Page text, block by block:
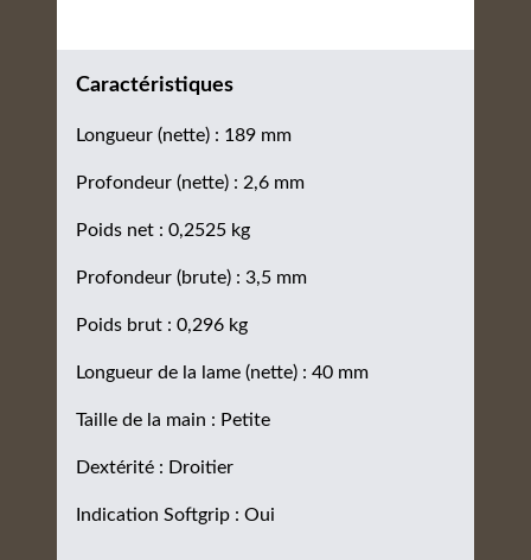
Caractéristiques
Longueur (nette) : 189 mm
Profondeur (nette) : 2,6 mm
Poids net : 0,2525 kg
Profondeur (brute) : 3,5 mm
Poids brut : 0,296 kg
Longueur de la lame (nette) : 40 mm
Taille de la main : Petite
Dextérité : Droitier
Indication Softgrip : Oui